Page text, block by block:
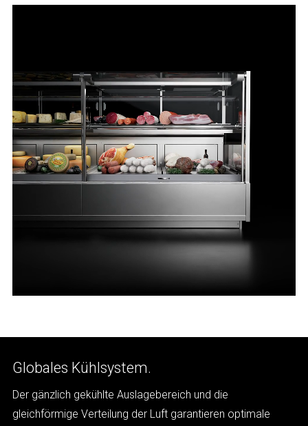
Globales Kühlsystem.
Der gänzlich gekühlte Auslagebereich und die
gleichförmige Verteilung der Luft garantieren optimale